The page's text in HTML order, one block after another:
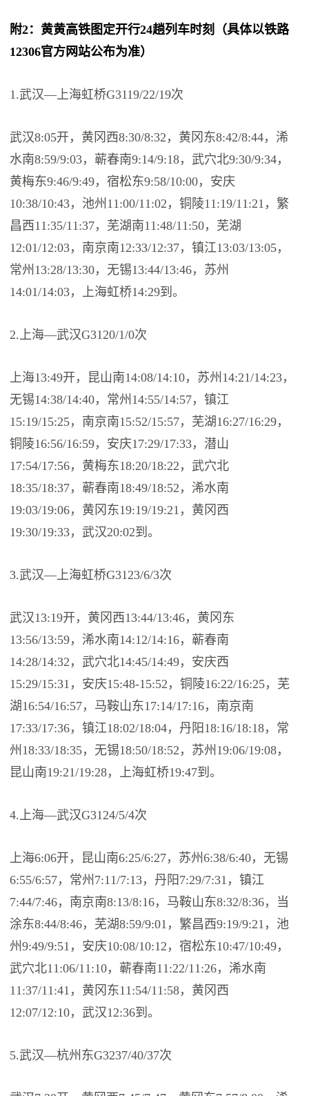
附2：黄黄高铁图定开行24趟列车时刻（具体以铁路
12306官方网站公布为准）
1.武汉—上海虹桥G3119/22/19次
武汉8:05开，黄冈西8:30/8:32，黄冈东8:42/8:44，浠
水南8:59/9:03，蕲春南9:14/9:18，武穴北9:30/9:34，
黄梅东9:46/9:49，宿松东9:58/10:00，安庆
10:38/10:43，池州11:00/11:02，铜陵11:19/11:21，繁
昌西11:35/11:37，芜湖南11:48/11:50，芜湖
12:01/12:03，南京南12:33/12:37，镇江13:03/13:05，
常州13:28/13:30，无锡13:44/13:46，苏州
14:01/14:03，上海虹桥14:29到。
2.上海—武汉G3120/1/0次
上海13:49开，昆山南14:08/14:10，苏州14:21/14:23，
无锡14:38/14:40，常州14:55/14:57，镇江
15:19/15:25，南京南15:52/15:57，芜湖16:27/16:29，
铜陵16:56/16:59，安庆17:29/17:33，潜山
17:54/17:56，黄梅东18:20/18:22，武穴北
18:35/18:37，蕲春南18:49/18:52，浠水南
19:03/19:06，黄冈东19:19/19:21，黄冈西
19:30/19:33，武汉20:02到。
3.武汉—上海虹桥G3123/6/3次
武汉13:19开，黄冈西13:44/13:46，黄冈东
13:56/13:59，浠水南14:12/14:16，蕲春南
14:28/14:32，武穴北14:45/14:49，安庆西
15:29/15:31，安庆15:48-15:52，铜陵16:22/16:25，芜
湖16:54/16:57，马鞍山东17:14/17:16，南京南
17:33/17:36，镇江18:02/18:04，丹阳18:16/18:18，常
州18:33/18:35，无锡18:50/18:52，苏州19:06/19:08，
昆山南19:21/19:28，上海虹桥19:47到。
4.上海—武汉G3124/5/4次
上海6:06开，昆山南6:25/6:27，苏州6:38/6:40，无锡
6:55/6:57，常州7:11/7:13，丹阳7:29/7:31，镇江
7:44/7:46，南京南8:13/8:16，马鞍山东8:32/8:36，当
涂东8:44/8:46，芜湖8:59/9:01，繁昌西9:19/9:21，池
州9:49/9:51，安庆10:08/10:12，宿松东10:47/10:49，
武穴北11:06/11:10，蕲春南11:22/11:26，浠水南
11:37/11:41，黄冈东11:54/11:58，黄冈西
12:07/12:10，武汉12:36到。
5.武汉—杭州东G3237/40/37次